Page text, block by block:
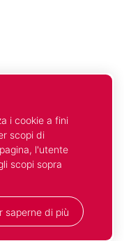
i cookie a fini
scopi di
l'utente
scopi sopra
saperne di più